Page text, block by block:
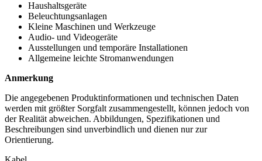
Haushaltsgeräte
Beleuchtungsanlagen
Kleine Maschinen und Werkzeuge
Audio- und Videogeräte
Ausstellungen und temporäre Installationen
Allgemeine leichte Stromanwendungen
Anmerkung
Die angegebenen Produktinformationen und technischen Daten
werden mit größter Sorgfalt zusammengestellt, können jedoch von
der Realität abweichen. Abbildungen, Spezifikationen und
Beschreibungen sind unverbindlich und dienen nur zur
Orientierung.